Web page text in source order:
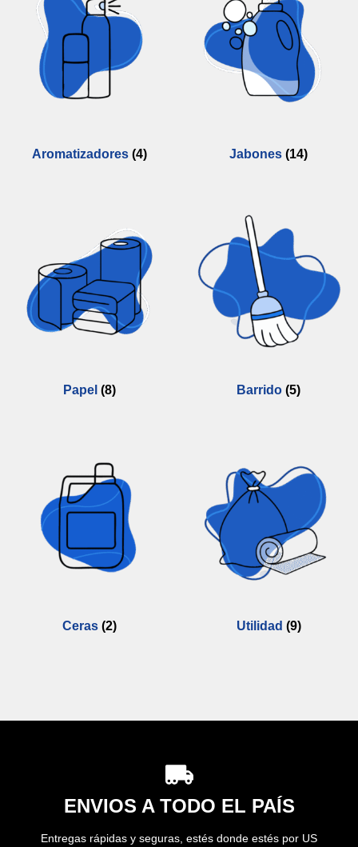
Aromatizadores (4) Jabones (14)
Papel (8) Barrido (5)
Ceras (2) Utilidad (9)
ENVIOS A TODO EL PAÍS
Entregas rápidas y seguras, estés donde estés por US